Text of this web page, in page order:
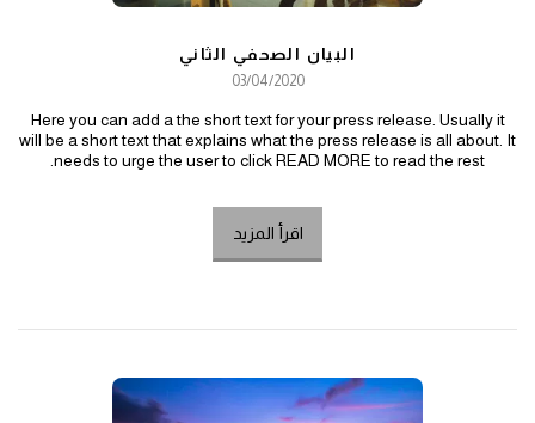
البيان الصحفي الثاني
03/04/2020
Here you can add a the short text for your press release. Usually it
will be a short text that explains what the press release is all about. It
needs to urge the user to click READ MORE to read the rest.
اقرأ المزيد